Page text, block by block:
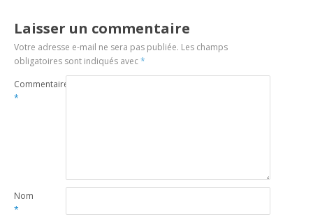
Laisser un commentaire
Votre adresse e-mail ne sera pas publiée. Les champs
obligatoires sont indiqués avec*
Commentaire
*
Nom
*